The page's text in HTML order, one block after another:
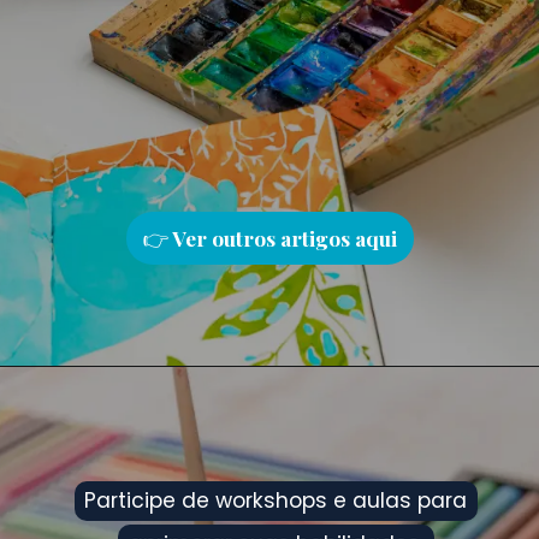
👉Ver outros artigos aqui
Participe de workshops e aulas para
Participe de workshops e aulas para